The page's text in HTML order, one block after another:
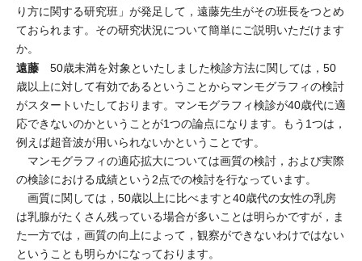
り方に関する研究班」が発足して，遠藤先生がその班長をつとめ
ておられます。その研究状況について簡単にご説明いただけます
か。
遠藤 50歳未満を対象といたしました検診方法に関しては，50
歳以上に対して有効であるということからマンモグラフィの検討
がスタートいたしております。マンモグラフィ検診が40歳代に適
応できないのかということが1つの論点になります。もう1つは，
例えば超音波が用いられないかということです。
マンモグラフィの適応拡大については画質の検討，および実際
の検診における成績という2点での検討を行なっています。
画質に関しては，50歳以上に比べますと40歳代の女性の乳房
は乳腺がたくさん残っている場合が多いことは明らかですが，ま
た一方では，画質の向上によって，観察ができないわけではない
ということも明らかになっております。